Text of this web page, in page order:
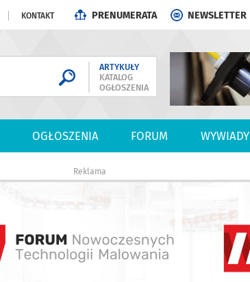
KONTAKT PRENUMERATA NEWSLETTER
ARTYKUŁY
KATALOG
OGŁOSZENIA
OGŁOSZENIA FORUM WYWIADY
Reklama